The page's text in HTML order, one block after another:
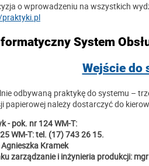
o wprowadzeniu na wszystkich
System
Wejście do
odbywaną praktykę do systemu –
papierowej należy dostarczyć do
- pok. nr 124 WM-T:
WM-T: tel. (17) 743 26 15.
Kramek
zarządzanie i inżynieria produkcji: